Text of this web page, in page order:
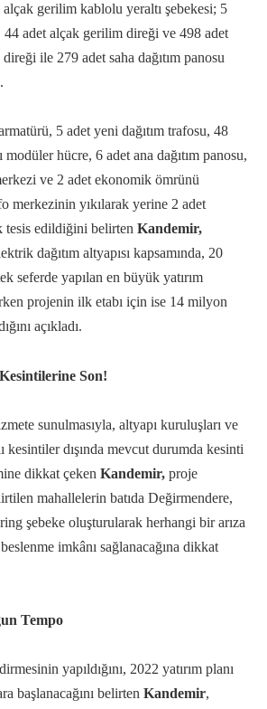
gerilim kablolu yeraltı şebekesi; 5
44 adet alçak gerilim direği ve 498 adet
ile 279 adet saha dağıtım panosu
5 adet yeni dağıtım trafosu, 48
modüler hücre, 6 adet ana dağıtım panosu,
ve 2 adet ekonomik ömrünü
merkezinin yıkılarak yerine 2 adet
tesis edildiğini belirten Kandemir,
dağıtım altyapısı kapsamında, 20
seferde yapılan en büyük yatırım
projenin ilk etabı için ise 14 milyon
açıkladı.
Son!
sunulmasıyla, altyapı kuruluşları ve
kesintiler dışında mevcut durumda kesinti
dikkat çeken Kandemir,proje
mahallelerin batıda Değirmendere,
şebeke oluşturularak herhangi bir arıza
imkânı sağlanacağına dikkat
Tempo
yapıldığını, 2022 yatırım planı
başlanacağını belirten Kandemir,